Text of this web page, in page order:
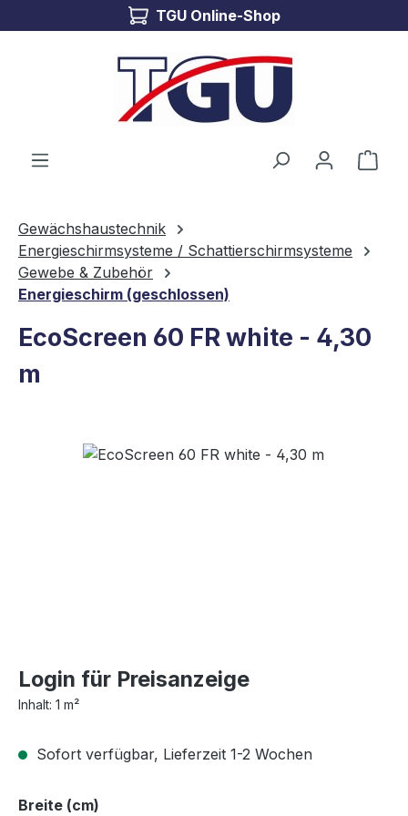
Zum Hauptinhalt springenTGU Online-Shop
Gewächshaustechnik
Energieschirmsysteme / Schattierschirmsysteme
Gewebe & Zubehör
Energieschirm (geschlossen)
EcoScreen 60 FR white - 4,30
m
Bildergalerie überspringen
Login für Preisanzeige
Inhalt: 1 m²
Sofort verfügbar, Lieferzeit 1-2 Wochen
Breite (cm)